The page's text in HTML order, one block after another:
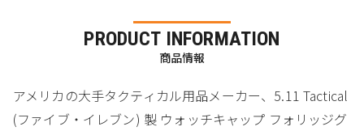
PRODUCT INFORMATION
商品情報
アメリカの大手タクティカル用品メーカー、5.11 Tactical
(ファイブ・イレブン) 製 ウォッチキャップ フォリッジグ